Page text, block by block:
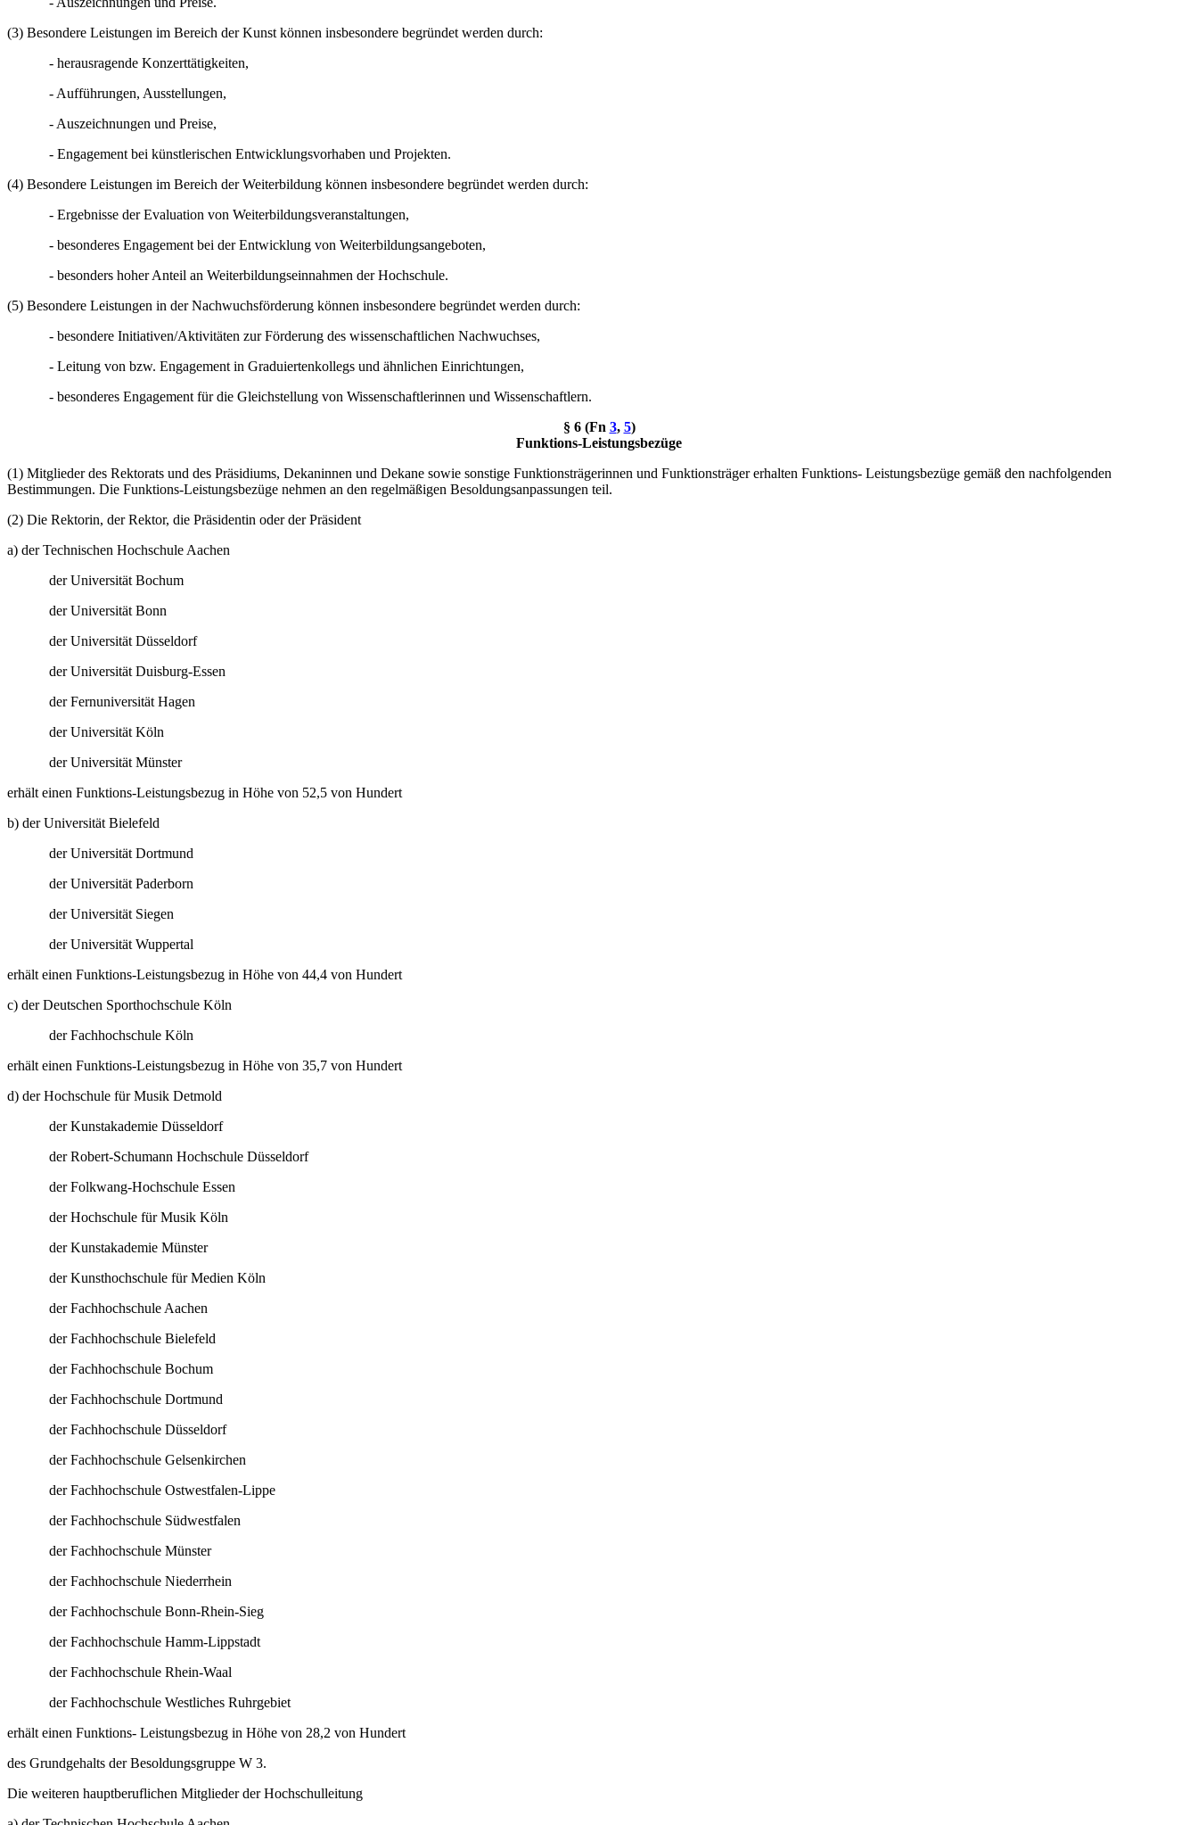
(3) Besondere Leistungen im Bereich der Kunst können insbesondere begründet werden durch:
- herausragende Konzerttätigkeiten,
- Aufführungen, Ausstellungen,
- Auszeichnungen und Preise,
- Engagement bei künstlerischen Entwicklungsvorhaben und Projekten.
(4) Besondere Leistungen im Bereich der Weiterbildung können insbesondere begründet werden durch:
- Ergebnisse der Evaluation von Weiterbildungsveranstaltungen,
- besonderes Engagement bei der Entwicklung von Weiterbildungsangeboten,
- besonders hoher Anteil an Weiterbildungseinnahmen der Hochschule.
(5) Besondere Leistungen in der Nachwuchsförderung können insbesondere begründet werden durch:
- besondere Initiativen/Aktivitäten zur Förderung des wissenschaftlichen Nachwuchses,
- Leitung von bzw. Engagement in Graduiertenkollegs und ähnlichen Einrichtungen,
- besonderes Engagement für die Gleichstellung von Wissenschaftlerinnen und Wissenschaftlern.
§ 6 (Fn 3, 5)
Funktions-Leistungsbezüge
(1) Mitglieder des Rektorats und des Präsidiums, Dekaninnen und Dekane sowie sonstige Funktionsträgerinnen und Funktionsträger erhalten Funktions- Leistungsbezüge gemäß den nachfolgenden
Bestimmungen. Die Funktions-Leistungsbezüge nehmen an den regelmäßigen Besoldungsanpassungen teil.
(2) Die Rektorin, der Rektor, die Präsidentin oder der Präsident
a) der Technischen Hochschule Aachen
der Universität Bochum
der Universität Bonn
der Universität Düsseldorf
der Universität Duisburg-Essen
der Fernuniversität Hagen
der Universität Köln
der Universität Münster
erhält einen Funktions-Leistungsbezug in Höhe von 52,5 von Hundert
b) der Universität Bielefeld
der Universität Dortmund
der Universität Paderborn
der Universität Siegen
der Universität Wuppertal
erhält einen Funktions-Leistungsbezug in Höhe von 44,4 von Hundert
c) der Deutschen Sporthochschule Köln
der Fachhochschule Köln
erhält einen Funktions-Leistungsbezug in Höhe von 35,7 von Hundert
d) der Hochschule für Musik Detmold
der Kunstakademie Düsseldorf
der Robert-Schumann Hochschule Düsseldorf
der Folkwang-Hochschule Essen
der Hochschule für Musik Köln
der Kunstakademie Münster
der Kunsthochschule für Medien Köln
der Fachhochschule Aachen
der Fachhochschule Bielefeld
der Fachhochschule Bochum
der Fachhochschule Dortmund
der Fachhochschule Düsseldorf
der Fachhochschule Gelsenkirchen
der Fachhochschule Ostwestfalen-Lippe
der Fachhochschule Südwestfalen
der Fachhochschule Münster
der Fachhochschule Niederrhein
der Fachhochschule Bonn-Rhein-Sieg
der Fachhochschule Hamm-Lippstadt
der Fachhochschule Rhein-Waal
der Fachhochschule Westliches Ruhrgebiet
erhält einen Funktions- Leistungsbezug in Höhe von 28,2 von Hundert
des Grundgehalts der Besoldungsgruppe W 3.
Die weiteren hauptberuflichen Mitglieder der Hochschulleitung